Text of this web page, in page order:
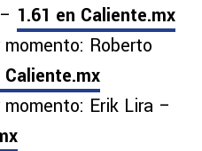
1.61 en Caliente.mx
Roberto
Caliente.mx
Erik Lira –